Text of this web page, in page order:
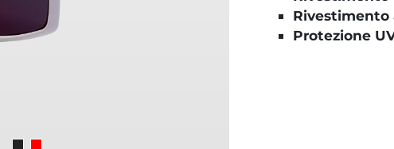
Protezione